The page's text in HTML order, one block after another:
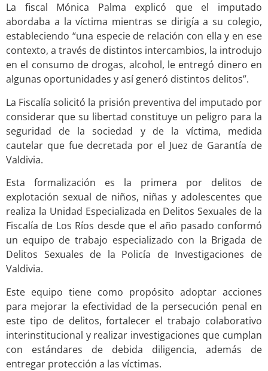
La fiscal Mónica Palma explicó que el imputado
abordaba a la víctima mientras se dirigía a su colegio,
estableciendo “una especie de relación con ella y en ese
contexto, a través de distintos intercambios, la introdujo
en el consumo de drogas, alcohol, le entregó dinero en
algunas oportunidades y así generó distintos delitos”.
La Fiscalía solicitó la prisión preventiva del imputado por
considerar que su libertad constituye un peligro para la
seguridad de la sociedad y de la víctima, medida
cautelar que fue decretada por el Juez de Garantía de
Valdivia.
Esta formalización es la primera por delitos de
explotación sexual de niños, niñas y adolescentes que
realiza la Unidad Especializada en Delitos Sexuales de la
Fiscalía de Los Ríos desde que el año pasado conformó
un equipo de trabajo especializado con la Brigada de
Delitos Sexuales de la Policía de Investigaciones de
Valdivia.
Este equipo tiene como propósito adoptar acciones
para mejorar la efectividad de la persecución penal en
este tipo de delitos, fortalecer el trabajo colaborativo
interinstitucional y realizar investigaciones que cumplan
con estándares de debida diligencia, además de
entregar protección a las víctimas.